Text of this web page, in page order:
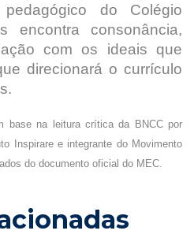
do Colégio
encontra consonância,
com os ideais que
direcionará o currículo
base na leitura crítica da BNCC por
Inspirare e integrante do Movimento
do documento oficial do MEC.